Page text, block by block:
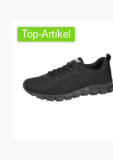
Top-Artikel